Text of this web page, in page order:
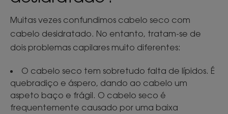
Muitas vezes confundimos cabelo seco com
cabelo desidratado. No entanto, tratam-se de
dois problemas capilares muito diferentes:
O cabelo seco tem sobretudo falta de lípidos. É
quebradiço e áspero, dando ao cabelo um
aspeto baço e frágil. O cabelo seco é
frequentemente causado por uma baixa